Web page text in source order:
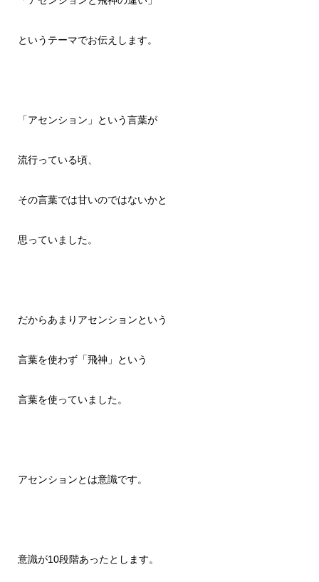
というテーマでお伝えします。
「アセンション」という言葉が
流行っている頃、
その言葉では甘いのではないかと
思っていました。
だからあまりアセンションという
言葉を使わず「飛神」という
言葉を使っていました。
アセンションとは意識です。
意識が10段階あったとします。